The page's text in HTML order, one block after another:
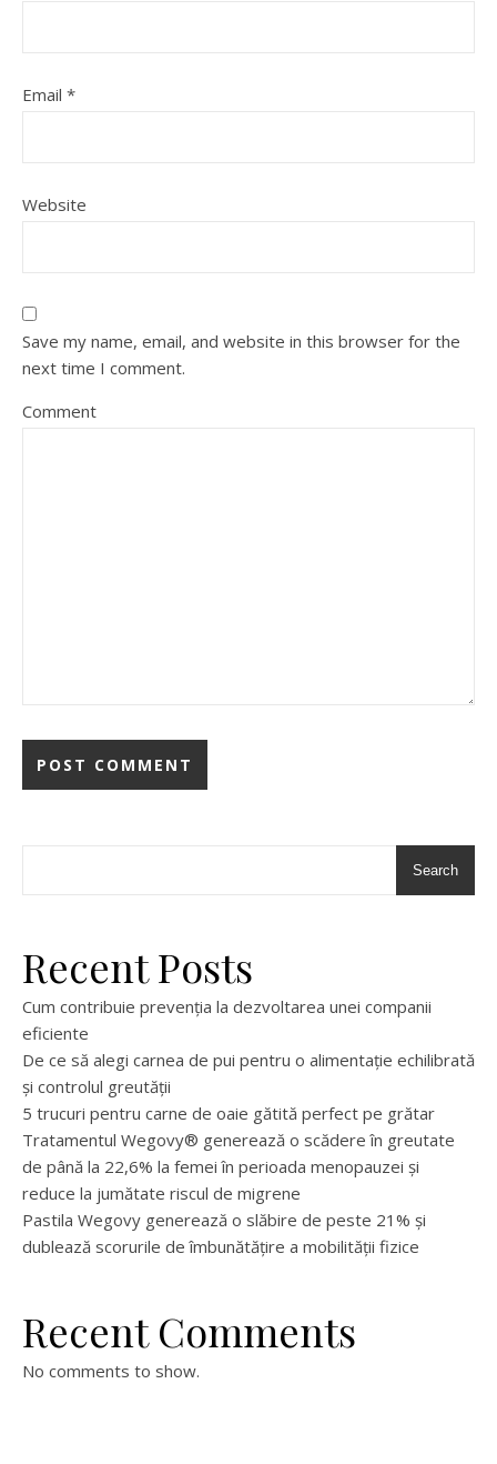
Email *
Website
Save my name, email, and website in this browser for the
next time I comment.
Comment
Search
Recent Posts
Cum contribuie prevenția la dezvoltarea unei companii
eficiente
De ce să alegi carnea de pui pentru o alimentație echilibrată
și controlul greutății
5 trucuri pentru carne de oaie gătită perfect pe grătar
Tratamentul Wegovy® generează o scădere în greutate
de până la 22,6% la femei în perioada menopauzei și
reduce la jumătate riscul de migrene
Pastila Wegovy generează o slăbire de peste 21% și
dublează scorurile de îmbunătățire a mobilității fizice
Recent Comments
No comments to show.